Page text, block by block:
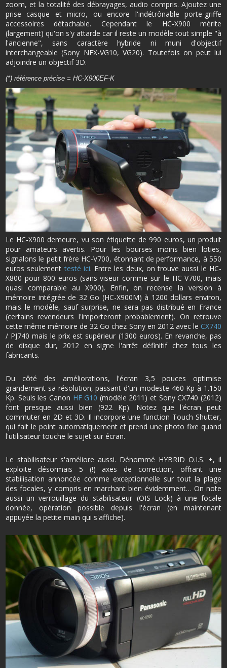
zoom, et la totalité des débrayages, audio compris. Ajoutez une
prise casque et micro, ou encore l'indétrônable porte-griffe
accessoires détachable. Cependant le HC-X900 mérite
(largement) qu'on s'y attarde car il reste un modèle tout simple "à
l'ancienne", sans caractère hybride ni muni d'objectif
interchangeable (Sony NEX-VG10, VG20). Toutefois on peut lui
adjoindre un objectif 3D.
(*) référence précise = HC-X900EF-K
Le HC-X900 demeure, vu son étiquette de 990 euros, un produit
pour amateurs avertis. Pour les bourses moins bien loties,
signalons le petit frère HC-V700, étonnant de performance, à 550
euros seulementtesté ici. Entre les deux, on trouve aussi le HC-
X800 pour 800 euros (sans viseur comme sur le HC-V700, mais
quasi comparable au X900). Enfin, on recense la version à
mémoire intégrée de 32 Go (HC-X900M) à 1200 dollars environ,
mais le modèle, sauf surprise, ne sera pas distribué en France
(certains revendeurs l'importeront probablement). On retrouve
cette même mémoire de 32 Go chez Sony en 2012 avec le CX740
/ PJ740 mais le prix est supérieur (1300 euros). En revanche, pas
de disque dur, 2012 en signe l'arrêt définitif chez tous les
fabricants.
Du côté des améliorations, l'écran 3,5 pouces optimise
grandement sa résolution, passant d'un modeste 460 Kp à 1.150
Kp. Seuls les Canon HF G10 (modèle 2011) et Sony CX740 (2012)
font presque aussi bien (922 Kp). Notez que l'écran peut
commuter en 2D et 3D. Il incorpore une function Touch Shutter,
qui fait le point automatiquement et prend une photo fixe quand
l'utilisateur touche le sujet sur écran.
Le stabilisateur s'améliore aussi. Dénommé HYBRID O.I.S. +, il
exploite désormais 5 (!) axes de correction, offrant une
stabilisation annoncée comme exceptionnelle sur tout la plage
des focales, y compris en marchant bien évidemment… On note
aussi un verrouillage du stabilisateur (OIS Lock) à une focale
donnée, opération possible depuis l'écran (en maintenant
appuyée la petite main qui s'affiche).